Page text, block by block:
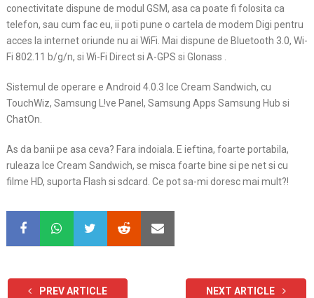
conectivitate dispune de modul GSM, asa ca poate fi folosita ca
telefon, sau cum fac eu, ii poti pune o cartela de modem Digi pentru
acces la internet oriunde nu ai WiFi. Mai dispune de Bluetooth 3.0, Wi-
Fi 802.11 b/g/n, si Wi-Fi Direct si A-GPS si Glonass .
Sistemul de operare e Android 4.0.3 Ice Cream Sandwich, cu
TouchWiz, Samsung L!ve Panel, Samsung Apps Samsung Hub si
ChatOn.
As da banii pe asa ceva? Fara indoiala. E ieftina, foarte portabila,
ruleaza Ice Cream Sandwich, se misca foarte bine si pe net si cu
filme HD, suporta Flash si sdcard. Ce pot sa-mi doresc mai mult?!
PREV ARTICLE NEXT ARTICLE